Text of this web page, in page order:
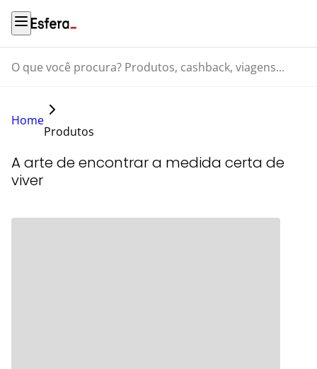
O que você procura? Produtos, cashback, viagens...
Home
Produtos
A arte de encontrar a medida certa de
viver